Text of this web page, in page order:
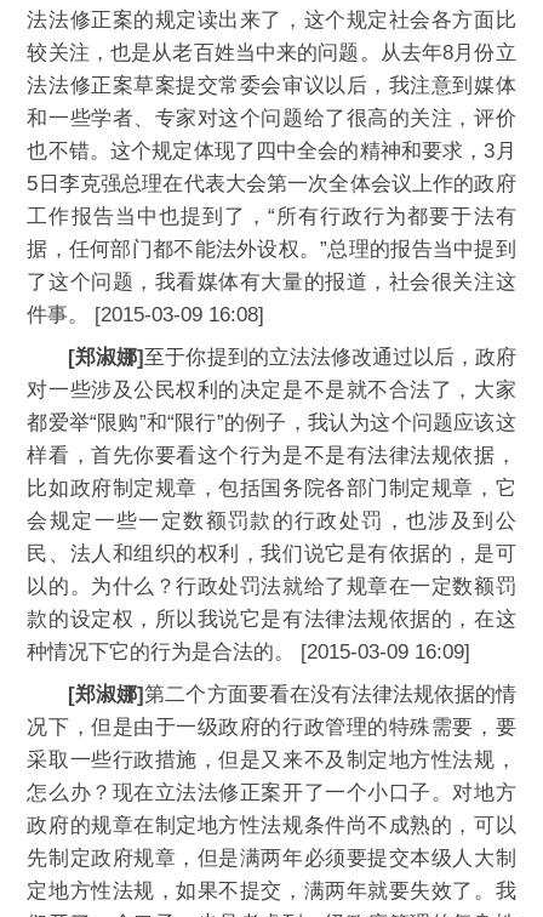
法法修正案的规定读出来了，这个规定社会各方面比
较关注，也是从老百姓当中来的问题。从去年8月份立
法法修正案草案提交常委会审议以后，我注意到媒体
和一些学者、专家对这个问题给了很高的关注，评价
也不错。这个规定体现了四中全会的精神和要求，3月
5日李克强总理在代表大会第一次全体会议上作的政府
工作报告当中也提到了，“所有行政行为都要于法有
据，任何部门都不能法外设权。”总理的报告当中提到
了这个问题，我看媒体有大量的报道，社会很关注这
件事。 [2015-03-09 16:08]
[郑淑娜]至于你提到的立法法修改通过以后，政府
对一些涉及公民权利的决定是不是就不合法了，大家
都爱举“限购”和“限行”的例子，我认为这个问题应该这
样看，首先你要看这个行为是不是有法律法规依据，
比如政府制定规章，包括国务院各部门制定规章，它
会规定一些一定数额罚款的行政处罚，也涉及到公
民、法人和组织的权利，我们说它是有依据的，是可
以的。为什么？行政处罚法就给了规章在一定数额罚
款的设定权，所以我说它是有法律法规依据的，在这
种情况下它的行为是合法的。 [2015-03-09 16:09]
[郑淑娜]第二个方面要看在没有法律法规依据的情
况下，但是由于一级政府的行政管理的特殊需要，要
采取一些行政措施，但是又来不及制定地方性法规，
怎么办？现在立法法修正案开了一个小口子。对地方
政府的规章在制定地方性法规条件尚不成熟的，可以
先制定政府规章，但是满两年必须要提交本级人大制
定地方性法规，如果不提交，满两年就要失效了。我